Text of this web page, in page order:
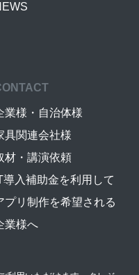
業様・自治体様
具関連会社様
材・講演依頼
導入補助金を利用して
プリ制作を希望される
業様へ